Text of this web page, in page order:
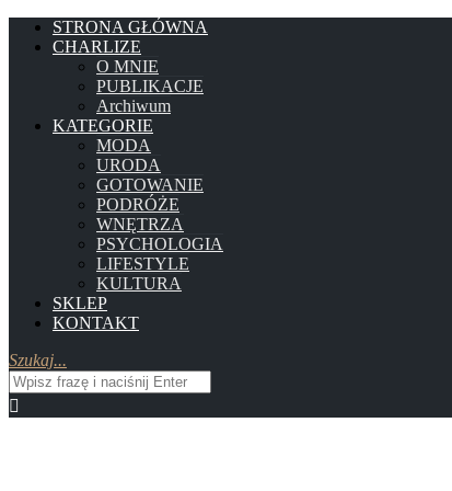
STRONA GŁÓWNA
CHARLIZE
O MNIE
PUBLIKACJE
Archiwum
KATEGORIE
MODA
URODA
GOTOWANIE
PODRÓŻE
WNĘTRZA
PSYCHOLOGIA
LIFESTYLE
KULTURA
SKLEP
KONTAKT
Szukaj...